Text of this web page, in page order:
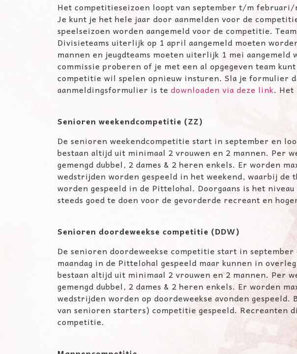
Het competitieseizoen loopt van september t/m februari/
Je kunt je het hele jaar door aanmelden voor de
speelseizoen worden aangemeld voor de competitie.
Divisieteams uiterlijk op 1 april aangemeld moeten
mannen en jeugdteams moeten uiterlijk 1 mei
commissie proberen of je met een al opgegeven team
competitie wil spelen opnieuw insturen. Sla je formulier
aanmeldingsformulier is te downloaden via deze link. Het
Senioren weekendcompetitie (ZZ)
De senioren weekendcompetitie start in september en
bestaan altijd uit minimaal 2 vrouwen en 2 mannen. Per
gemengd dubbel, 2 dames & 2 heren enkels. Er worden
wedstrijden worden gespeeld in het weekend, waarbij de
worden gespeeld in de Pittelohal. Doorgaans is het
steeds goed te doen voor de gevorderde recreant en
Senioren doordeweekse competitie (DDW)
De senioren doordeweekse competitie start in
maandag in de Pittelohal gespeeld maar kunnen in
bestaan altijd uit minimaal 2 vrouwen en 2 mannen. Per
gemengd dubbel, 2 dames & 2 heren enkels. Er worden
wedstrijden worden op doordeweekse avonden
van senioren starters) competitie gespeeld. Recreanten
competitie.